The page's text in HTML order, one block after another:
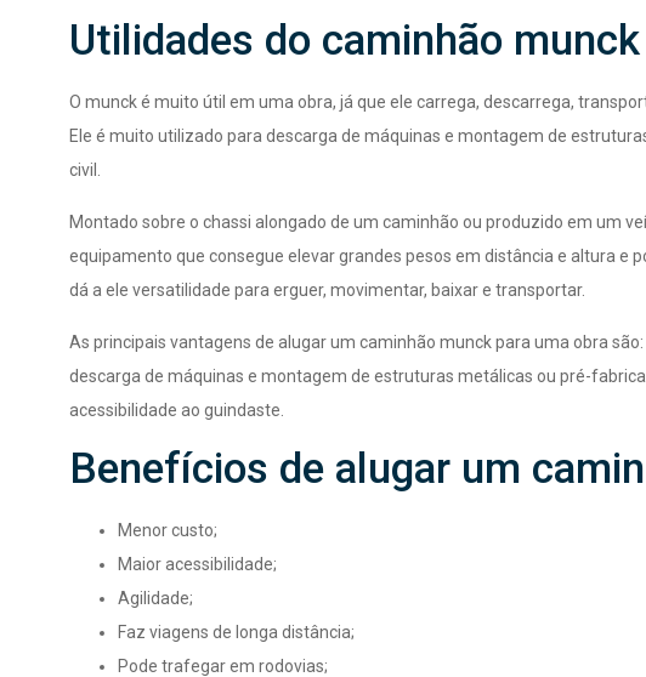
Utilidades do caminhão munck
O munck é muito útil em uma obra, já que ele carrega, descarrega,
Ele é muito utilizado para descarga de máquinas e montagem de
civil.
Montado sobre o chassi alongado de um caminhão ou produzido em um
equipamento que consegue elevar grandes pesos em distância e altura e
dá a ele versatilidade para erguer, movimentar, baixar e transportar.
As principais vantagens de alugar um caminhão munck para uma obra
descarga de máquinas e montagem de estruturas metálicas ou pré-
acessibilidade ao guindaste.
Benefícios de alugar um
Menor custo;
Maior acessibilidade;
Agilidade;
Faz viagens de longa distância;
Pode trafegar em rodovias;